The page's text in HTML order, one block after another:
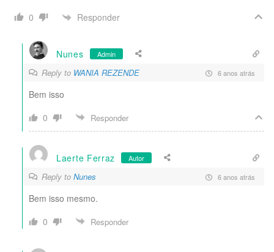
0
Responder
Nunes Admin
Reply to WANIA REZENDE 6 anos atrás
Bem isso
0
Responder
Laerte Ferraz Autor
Reply to Nunes 6 anos atrás
Bem isso mesmo.
0
Responder